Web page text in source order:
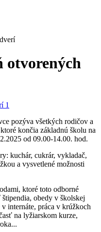
otvorených
pozýva všetkých rodičov a
končia základnú školu na
od 09.00-14.00. hod.
kuchár, cukrár, vykladač,
a vysvetlené možnosti
ktoré toto odborné
obedy v školskej
internáte, práca v krúžkoch
na lyžiarskom kurze,